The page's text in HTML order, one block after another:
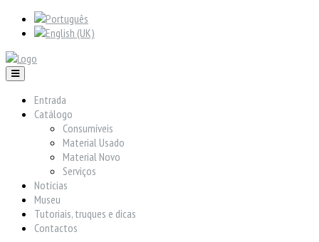
Entrada
Catálogo
Consumíveis
Material Usado
Material Novo
Serviços
Notícias
Museu
Tutoriais, truques e dicas
Contactos